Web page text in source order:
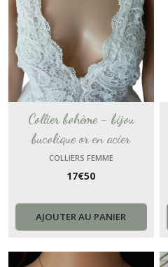
Collier bohème - bijou
bucolique or en acier
inoxydable - collier femme
collier or femme - épi de blé
cadeau femme France
COLLIERS FEMME
17€50
AJOUTER AU PANIER